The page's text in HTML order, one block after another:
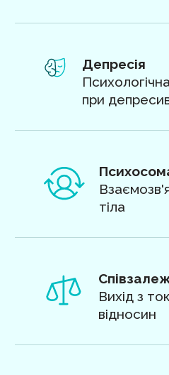
Депресія
при
тіла
Вихід з
відносин